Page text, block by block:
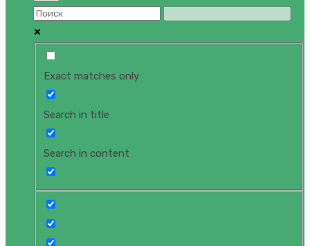
Exact matches only
Search in title
Search in content